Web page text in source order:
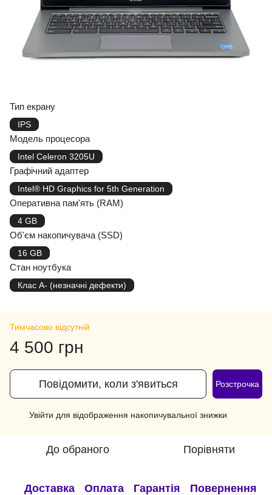
Тип екрану
IPS
Модель процесора
Intel Celeron 3205U
Графічний адаптер
Intel® HD Graphics for 5th Generation
Оперативна пам'ять (RAM)
4 GB
Об'єм накопичувача (SSD)
16 GB
Стан ноутбука
Клас A- (незначні дефекти)
Тимчасово відсутній
4 500 грн
Повідомити, коли з'явиться Розстрочка
Увійти для відображення накопичувальної знижки
До обраного Порівняти
Доставка Оплата Гарантія Повернення